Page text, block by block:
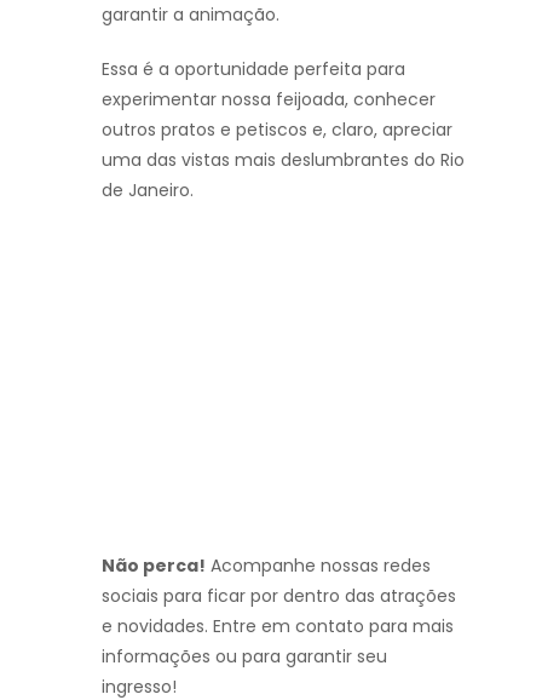
garantir a animação.
Essa é a oportunidade perfeita para
experimentar nossa feijoada, conhecer
outros pratos e petiscos e, claro, apreciar
uma das vistas mais deslumbrantes do Rio
de Janeiro.
Não perca! Acompanhe nossas redes
sociais para ficar por dentro das atrações
e novidades. Entre em contato para mais
informações ou para garantir seu
ingresso!